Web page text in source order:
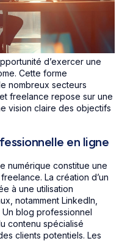
d’exercer une
Cette forme
nombreux secteurs
freelance repose sur une
vision claire des objectifs
en ligne
numérique constitue une
La création d’un
à une utilisation
notamment LinkedIn,
Un blog professionnel
contenu spécialisé
clients potentiels. Les